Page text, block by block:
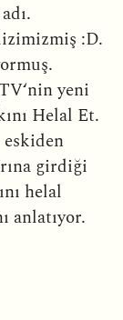
:D.
yeni
Helal Et.
girdiği
helal
anlatıyor.